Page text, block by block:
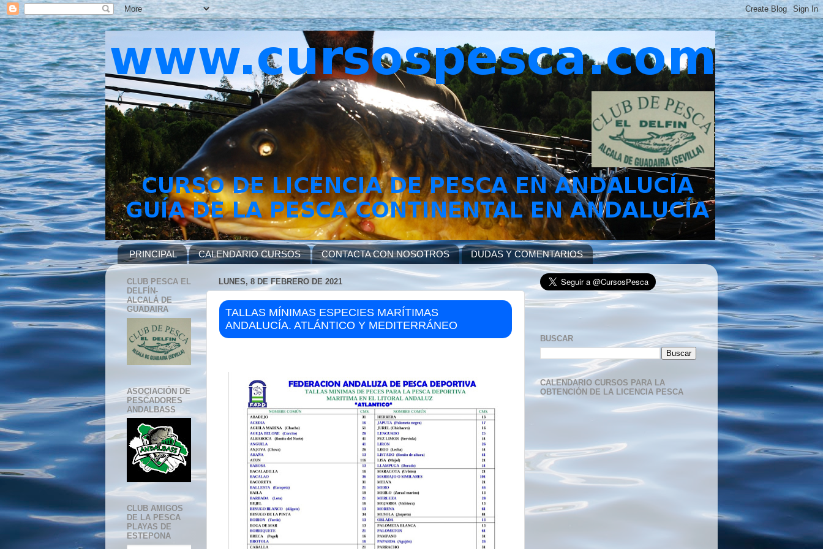
PRINCIPAL CALENDARIO CURSOS CONTACTA CON NOSOTROS DUDAS Y COMENTARIOS
LUNES, 8 DE FEBRERO DE 2021
TALLAS MÍNIMAS ESPECIES MARÍTIMAS
ANDALUCÍA. ATLÁNTICO Y MEDITERRÁNEO
CLUB PESCA EL
DELFÍN-
ALCALÁ DE
GUADAIRA
ASOCIACIÓN DE
PESCADORES
ANDALBASS
CLUB AMIGOS
DE LA PESCA
PLAYAS DE
ESTEPONA
BUSCAR
CALENDARIO CURSOS PARA LA
OBTENCIÓN DE LA LICENCIA PESCA